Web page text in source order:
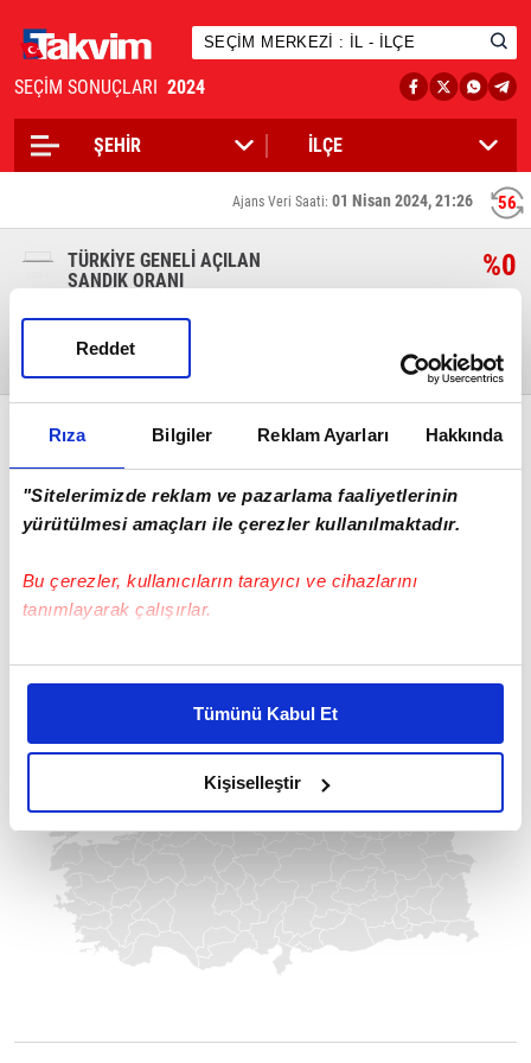
Rıza Bilgiler Reklam Ayarları Hakkında
"Sitelerimizde reklam ve pazarlama faaliyetlerinin
yürütülmesi amaçları ile çerezler kullanılmaktadır.
Bu çerezler, kullanıcıların tarayıcı ve cihazlarını
tanımlayarak çalışırlar.
Bu çerezlere izin vermeniz halinde sizlere özel
daha iyi reklam deneyimi yaşatabiliriz. Bunu yaparken
amacımızın size daha iyi bir reklam deneyimi sunmak
olduğunu ve sizlere en iyi içerikleri sunabilmek adına
elimizden gelen çabayı gösterdiğimizi ve bu noktada,
reklamların maliyetlerimizi karşılamak noktasında tek gelir
kalemimiz olduğunu sizlere hatırlatmak isteriz.
Her halükârda, kullanıcılar, bu çerezlere izin vermedikleri
takdirde, kullanıcılara hedefli reklamlar
Tümünü Kabul Et
Kişiselleştir
Reddet
SEÇİM SONUÇLARI 2024
56
Ajans Veri Saati: 01 Nisan 2024, 21:26
TÜRKİYE GENELİ AÇILAN
SANDIK ORANI
%0
Toplam Seçmen
0 0
Kullanılan Oy
0
Geçerli Oy Geçersiz Oy Katılım Oranı
BELEDİYE BAŞKAN ADAYLARI 2024